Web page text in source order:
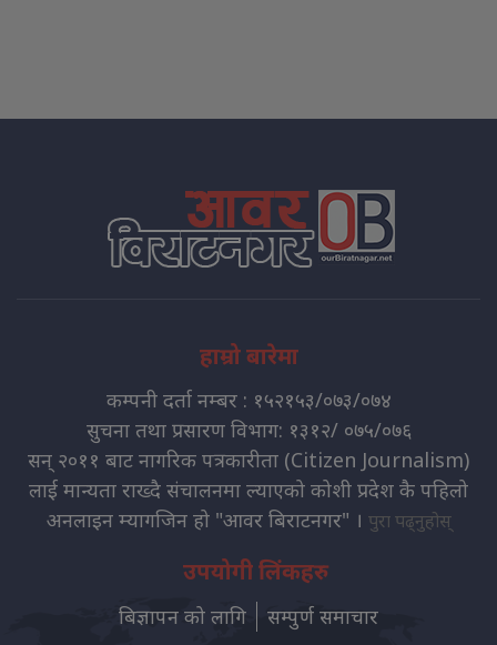
हाम्रो बारेमा
कम्पनी दर्ता नम्बर : १५२१५३/०७३/०७४
सुचना तथा प्रसारण विभाग: १३१२/ ०७५/०७६
सन् २०११ बाट नागरिक पत्रकारीता (Citizen Journalism)
लाई मान्यता राख्दै संचालनमा ल्याएको कोशी प्रदेश कै पहिलो
अनलाइन म्यागजिन हो "आवर बिराटनगर" । पुरा पढ्नुहोस्
उपयोगी लिंकहरु
बिज्ञापन को लागि सम्पुर्ण समाचार